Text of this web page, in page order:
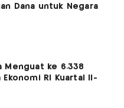
Dana untuk Negara
Menguat ke 6.338
Ekonomi RI Kuartal II-